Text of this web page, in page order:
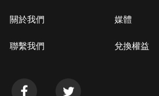
關於我們
聯繫我們
媒體
兌換權益